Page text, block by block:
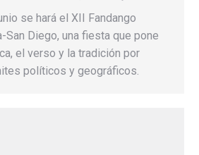
se hará el XII Fandango
San Diego, una fiesta que pone
el verso y la tradición por
políticos y geográficos.